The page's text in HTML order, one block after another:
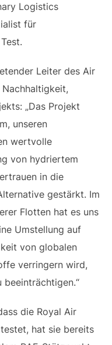
Logistics
für
Leiter des Air
„Das Projekt
unseren
wertvolle
von hydriertem
in die
gestärkt. Im
Flotten hat es uns
Umstellung auf
von globalen
verringern wird,
beeinträchtigen.“
die Royal Air
hat sie bereits